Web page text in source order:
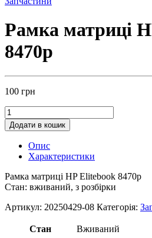
Рамка матриці
8470p
100 грн
Додати в кошик
Опис
Характеристики
Рамка матриці HP Elitebook 8470p
Стан: вживаний, з розбірки
Артикул: 20250429-08 Категорія:
Стан Вживаний